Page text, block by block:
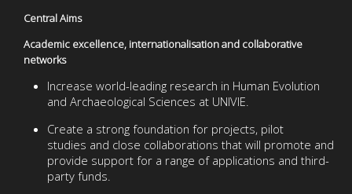
Central Aims
Academic excellence, internationalisation and collaborative
networks
Increase world-leading research in Human Evolution
and Archaeological Sciences at UNIVIE.
Create a strong foundation for projects, pilot
studies and close collaborations that will promote and
provide support for a range of applications and third-
party funds.